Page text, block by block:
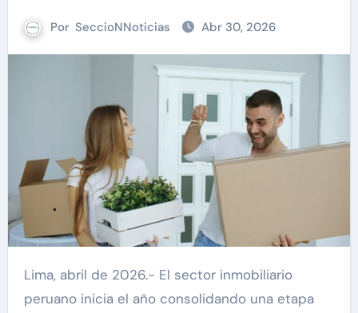
Por SeccioNNoticias Abr 30, 2026
Lima, abril de 2026.- El sector inmobiliario
peruano inicia el año consolidando una etapa